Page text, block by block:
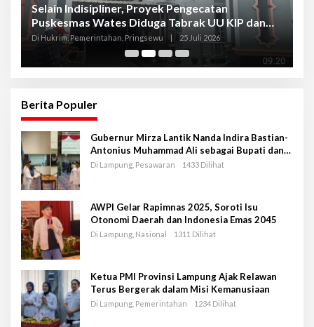
Selain Indisipliner, Proyek Pengecatan
Puskesmas Wates Diduga Tabrak UU KIP dan
Libatkan Oknum Kadis
Di Hukrim, Pemerintahan, Pringsewu | 25 Juli 2026
Berita Populer
Gubernur Mirza Lantik Nanda Indira Bastian-
Antonius Muhammad Ali sebagai Bupati dan
Wakil Bupati Pesawaran Periode 2025-2030
Di Lampung, Pesawaran 1433 Dilihat
AWPI Gelar Rapimnas 2025, Soroti Isu
Otonomi Daerah dan Indonesia Emas 2045
Di Lampung, Nasional 1311 Dilihat
Ketua PMI Provinsi Lampung Ajak Relawan
Terus Bergerak dalam Misi Kemanusiaan
Di Lampung, Pemerintahan 1234 Dilihat